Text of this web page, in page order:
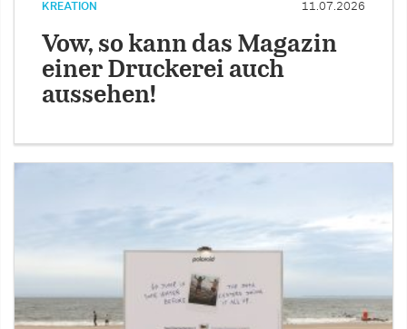
KREATION 11.07.2026
Vow, so kann das Magazin
einer Druckerei auch
aussehen!